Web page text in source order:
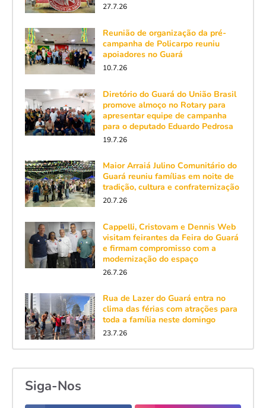
27.7.26
Reunião de organização da pré-
campanha de Policarpo reuniu
apoiadores no Guará
10.7.26
Diretório do Guará do União Brasil
promove almoço no Rotary para
apresentar equipe de campanha
para o deputado Eduardo Pedrosa
19.7.26
Maior Arraiá Julino Comunitário do
Guará reuniu famílias em noite de
tradição, cultura e confraternização
20.7.26
Cappelli, Cristovam e Dennis Web
visitam feirantes da Feira do Guará
e firmam compromisso com a
modernização do espaço
26.7.26
Rua de Lazer do Guará entra no
clima das férias com atrações para
toda a família neste domingo
23.7.26
Siga-Nos